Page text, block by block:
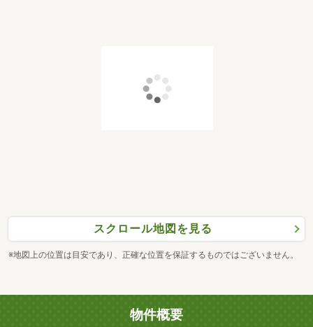
スクロール地図を見る
※地図上の位置は目安であり、正確な位置を保証するものではございません。
物件概要